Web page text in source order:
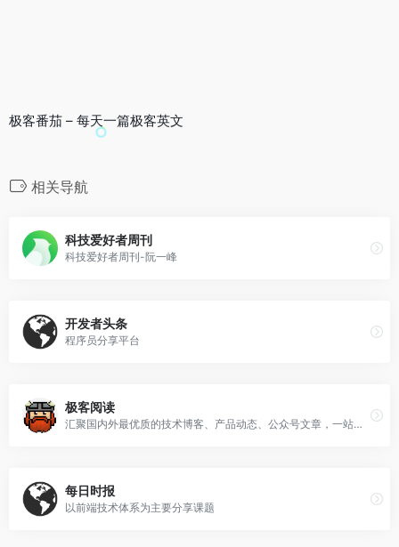
极客番茄 – 每天一篇极客英文
相关导航
科技爱好者周刊
科技爱好者周刊-阮一峰
开发者头条
程序员分享平台
极客阅读
汇聚国内外最优质的技术博客、产品动态、公众号文章，一站式的阅读到来自互联网技术大咖的文章。
每日时报
以前端技术体系为主要分享课题